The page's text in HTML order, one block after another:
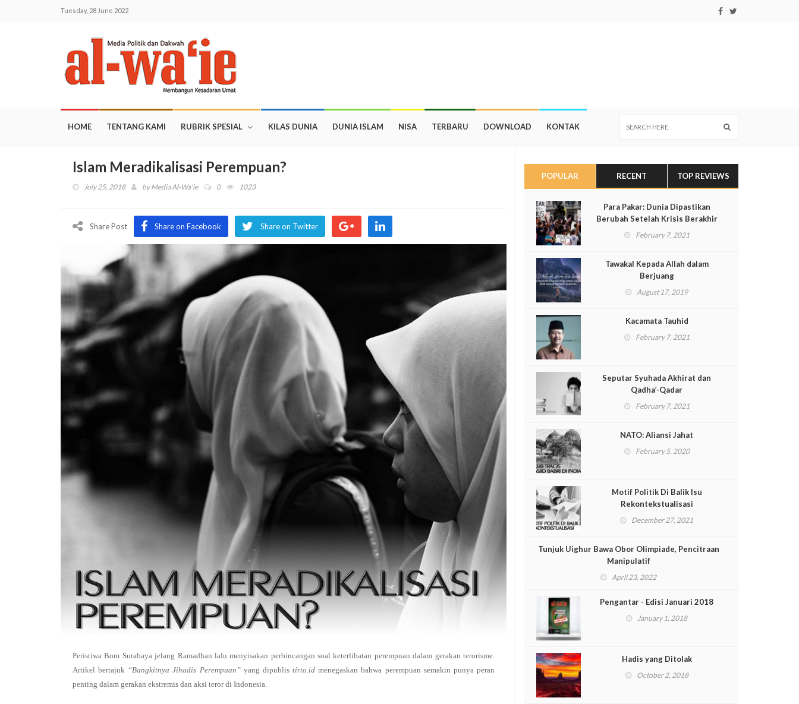
Tuesday, 28 June 2022
HOME TENTANG KAMI RUBRIK SPESIAL KILAS DUNIA DUNIA ISLAM NISA TERBARU DOWNLOAD KONTAK
Islam Meradikalisasi Perempuan?
July 25, 2018 byMedia Al-Wa'ie 0 1023
Share Post Share on Facebook Share on Twitter
Peristiwa Bom Surabaya jelang Ramadhan lalu menyisakan perbincangan soal keterlibatan perempuan dalam gerakan terorisme.
Artikel bertajuk “Bangkitnya Jihadis Perempuan” yang dipublistirto.id menegaskan bahwa perempuan semakin punya peran
penting dalam gerakan ekstremis dan aksi teror di Indonesia.
POPULAR RECENT TOP REVIEWS
Para Pakar: Dunia Dipastikan
Berubah Setelah Krisis Berakhir
February 7, 2021
Tawakal Kepada Allah dalam
Berjuang
August 17, 2019
Kacamata Tauhid
February 7, 2021
Seputar Syuhada Akhirat dan
Qadha’-Qadar
February 7, 2021
NATO: Aliansi Jahat
February 5, 2020
Motif Politik Di Balik Isu
Rekontekstualisasi
December 27, 2021
Tunjuk Uighur Bawa Obor Olimpiade, Pencitraan
Manipulatif
April 23, 2022
Pengantar - Edisi Januari 2018
January 1, 2018
Hadis yang Ditolak
October 2, 2018